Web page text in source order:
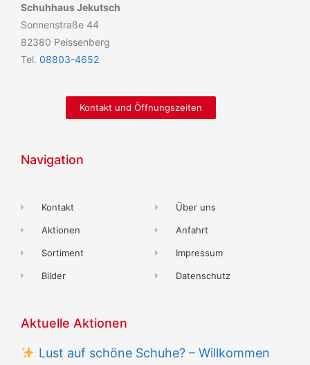
Schuhhaus Jekutsch
Sonnenstraße 44
82380 Peissenberg
Tel. 08803-4652
Kontakt und Öffnungszeiten
Navigation
Kontakt
Aktionen
Sortiment
Bilder
Über uns
Anfahrt
Impressum
Datenschutz
Aktuelle Aktionen
Lust auf schöne Schuhe? – Willkommen